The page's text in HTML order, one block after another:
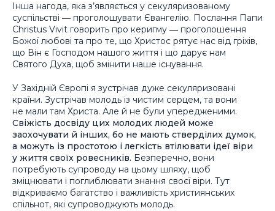
Інша нагода, яка з’являється у секуляризованому
суспільстві ― проголошувати Євангелію. Послання Папи
Christus Vivit говорить про керигму ― проголошення
Божої любові та про те, що Христос рятує нас від гріхів,
що Він є Господом нашого життя і що дарує нам
Святого Духа, щоб змінити наше існування.
У Західній Європі я зустрічав дуже секуляризовані
країни. Зустрічав молодь із чистим серцем, та вони
не мали там Христа. Але й не були упередженими.
Свіжість досвіду цих молодих людей може
заохочувати й інших, бо не мають стверділих думок,
а можуть із простотою і легкість втілювати ідеї віри
у життя своїх ровесників. Безперечно, вони
потребують супроводу на цьому шляху, щоб
зміцнювати і поглиблювати знання своєї віри. Тут
відкриваємо багатство і важливість християнських
спільнот, які супроводжують молодь.